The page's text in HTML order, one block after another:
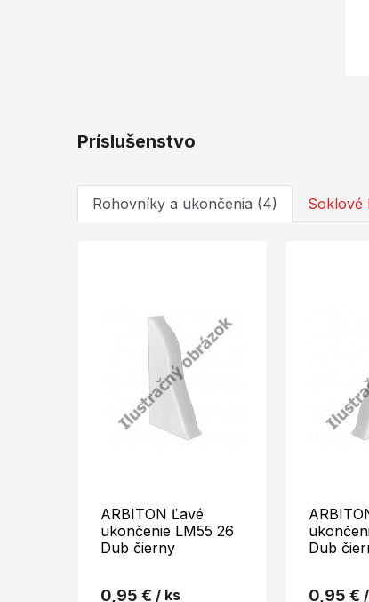
Príslušenstvo
Rohovníky a ukončenia (4) Soklové
ARBITON Ľavé
ukončenie LM55 26
Dub čierny
0,95 € / ks
Dub
0,95 €